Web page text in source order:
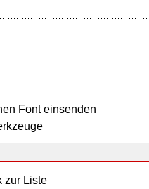
Font einsenden
zur Liste